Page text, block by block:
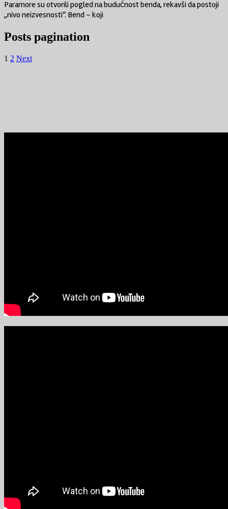
Paramore su otvorili pogled na budućnost benda, rekavši da postoji
„nivo neizvesnosti“. Bend – koji
Posts pagination
1 2 Next